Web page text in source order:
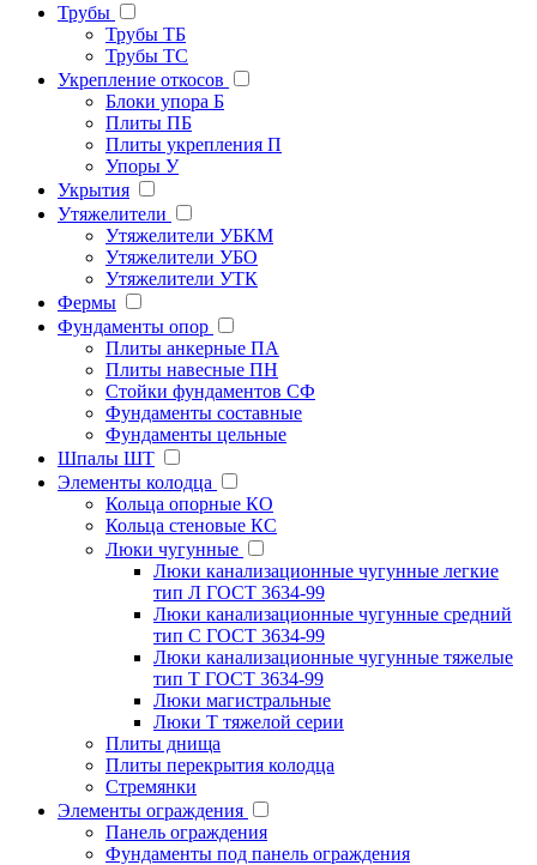
Трубы
Трубы ТБ
Трубы ТС
Укрепление откосов
Блоки упора Б
Плиты ПБ
Плиты укрепления П
Упоры У
Укрытия
Утяжелители
Утяжелители УБКМ
Утяжелители УБО
Утяжелители УТК
Фермы
Фундаменты опор
Плиты анкерные ПА
Плиты навесные ПН
Стойки фундаментов СФ
Фундаменты составные
Фундаменты цельные
Шпалы ШТ
Элементы колодца
Кольца опорные КО
Кольца стеновые КС
Люки чугунные
Люки канализационные чугунные легкие
тип Л ГОСТ 3634-99
Люки канализационные чугунные средний
тип С ГОСТ 3634-99
Люки канализационные чугунные тяжелые
тип Т ГОСТ 3634-99
Люки магистральные
Люки Т тяжелой серии
Плиты днища
Плиты перекрытия колодца
Стремянки
Элементы ограждения
Панель ограждения
Фундаменты под панель ограждения